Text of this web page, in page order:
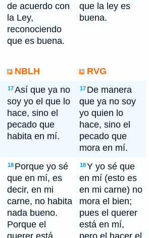
de acuerdo con
la Ley,
reconociendo
que es buena.
que la ley es
buena.
NBLH RVG
17Así que ya no
soy yo el que lo
hace, sino el
pecado que
habita en mí.
17 De manera
que ya no soy
yo quien lo
hace, sino el
pecado que
mora en mí.
18 Porque yo sé
que en mí, es
decir, en mi
carne, no habita
nada bueno.
Porque el
querer está
18Y yo sé que
en mí (esto es
en mi carne) no
mora el bien;
pues el querer
está en mí,
pero el hacer el